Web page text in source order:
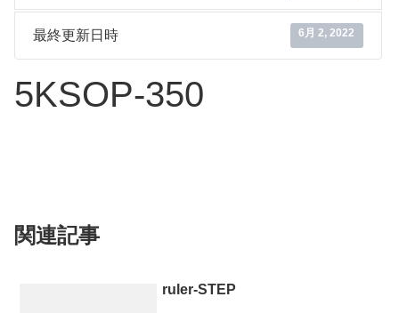
最終更新日時 6月 2, 2022
5KSOP-350
関連記事
ruler-STEP